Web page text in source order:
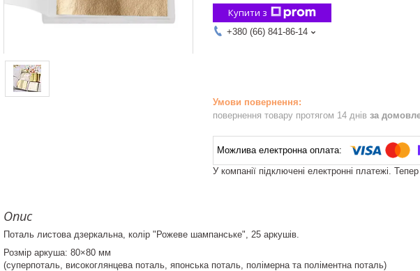
Купити з
+380 (66) 841-86-14
повернення товару протягом 14 днів за
У компанії підключені електронні платежі.
Опис
Поталь листова дзеркальна, колір "Рожеве шампанське", 25 аркушів.
Розмір аркуша: 80×80 мм
(суперпоталь, високоглянцева поталь, японська поталь, полімерна та поліментна поталь)